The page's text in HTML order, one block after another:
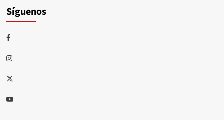
Síguenos